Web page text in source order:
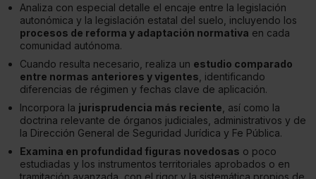
Analiza con especial detalle el encaje entre la legislación
autonómica y la legislación estatal del suelo, incluyendo los
procesos de reforma y adaptación normativa en cada
comunidad autónoma.
Cuando resulta necesario, realiza un estudio comparado
entre normas anteriores y vigentes , identificando
diferencias de régimen y fechas clave de aplicación.
Incorpora la jurisprudencia más reciente , así como la
doctrina relevante de órganos judiciales, administrativos y de
la Dirección General de Seguridad Jurídica y Fe Pública.
Examina en profundidad figuras novedosas o poco
estudiadas y los instrumentos territoriales aprobados o en
tramitación avanzada, con el rigor y la sistemática propios de